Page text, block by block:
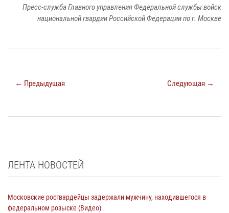
Пресс-служба Главного управления Федеральной службы войск
национальной гвардии Российской Федерации по г. Москве
← Предыдущая Следующая →
ЛЕНТА НОВОСТЕЙ
Московские росгвардейцы задержали мужчину, находившегося в
федеральном розыске (Видео)